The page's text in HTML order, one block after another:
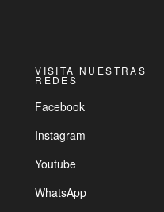
VISITA NUESTRAS
REDES
Facebook
Instagram
Youtube
WhatsApp